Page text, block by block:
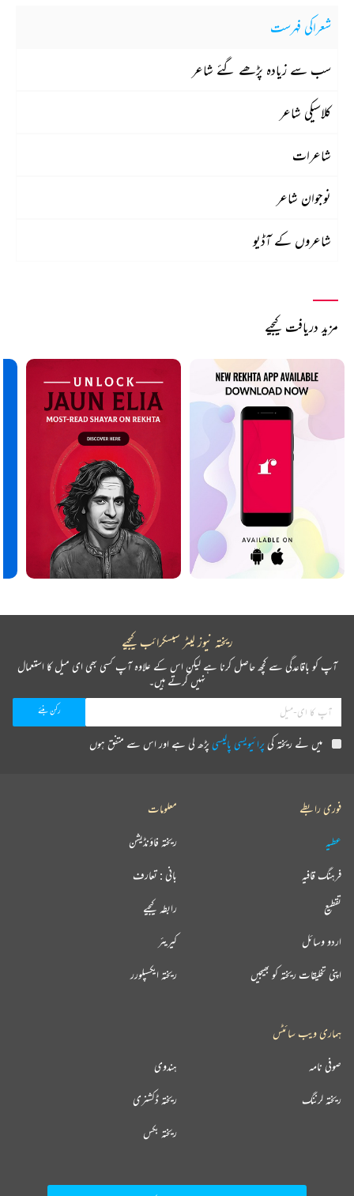
شعراکی فہرست
سب سے زیادہ پڑھے گئے شاعر
کلاسیکی شاعر
شاعرات
نوجوان شاعر
شاعروں کے آڈیو
مزید دریافت کیجیے
ریختہ نیوز لیٹر سبسکرائب کیجیے
آپ کو باقاعدگی سے کچھ حاصل کرنا ہے لیکن اس کے علاوہ آپ کسی بھی ای میل کا استعمال
نہیں کرتے ہیں۔
میں نے ریختہ کی پرائیویسی پالیسی پڑھ لی ہے اور اس سے متفق ہوں
فوری رابطے
عطیہ
فرہنگ قافیہ
تقطیع
اردو وسائل
اپنی تخلیقات ریختہ کو بھیجیں
معلومات
ریختہ فاؤنڈیشن
بانی : تعارف
رابطہ کیجیے
کیریئر
ریختہ ایکسپلورر
ہماری ویب سائٹس
ہندوی صوفی نامہ
ریختہ ڈکشنری ریختہ لرننگ
ریختہ بکس